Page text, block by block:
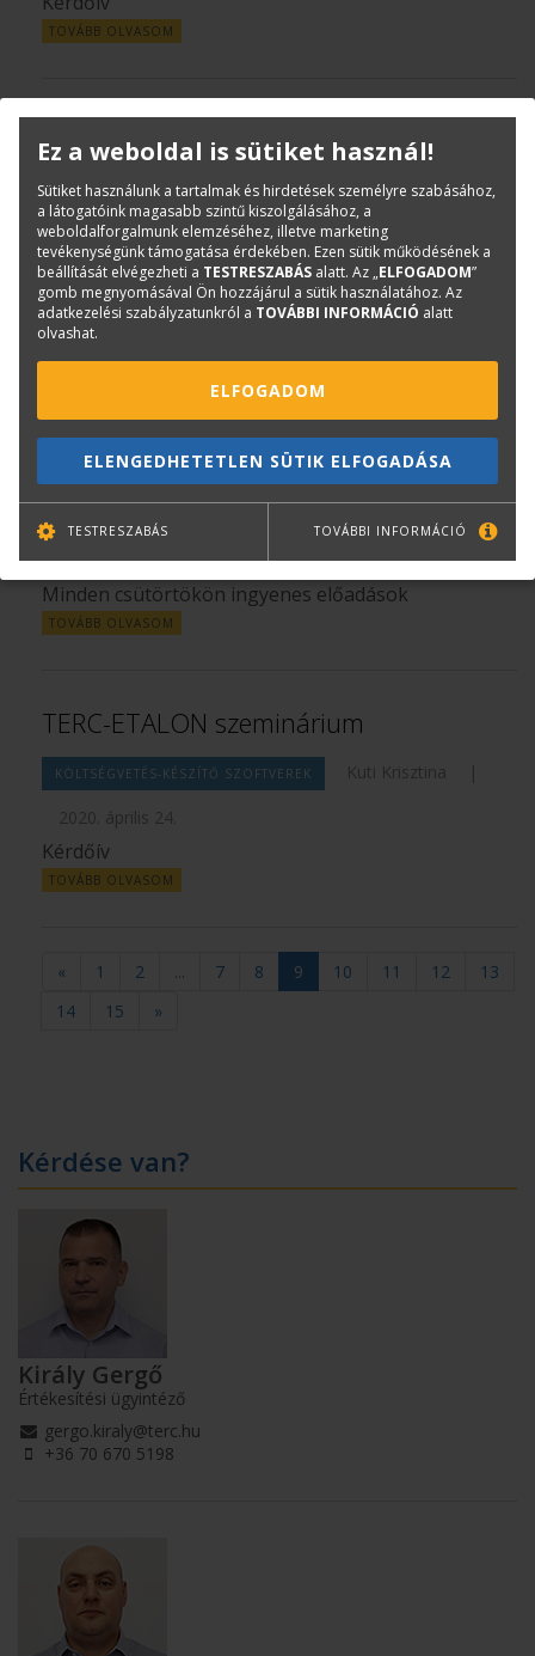
TOVÁBB OLVASOM
KÖLTSÉGVETÉS-KÉSZÍTŐ SZOFTVEREK
2020. április
27.
Május 5.-én kezdünk! Ingyenes előadásokkal segítjük
az otthoni munkát és az otthoni tanulást. Minden
héten kedden TERC V.I.P., csütörtökön TERC-
ETALON szemináriumok.
TOVÁBB OLVASOM
TERC-ETALON szeminárium
26.
Minden csütörtökön ingyenes előadások
TOVÁBB OLVASOM
TERC-ETALON szeminárium
KÖLTSÉGVETÉS-KÉSZÍTŐ SZOFTVEREK Kuti Krisztina
|
2020. április 24.
Kérdőív
TOVÁBB OLVASOM
« 1 2 7 8 9 10 11 12
13
14
15 »
Kérdése van?
Király Gergő
Értékesítési ügyintéző
gergo.kiraly@terc.hu
+36 70 670 5198
Ez a weboldal is sütiket használ!
Sütiket használunk a tartalmak és hirdetések személyre szabásához,
a látogatóink magasabb szintű kiszolgálásához, a
weboldalforgalmunk elemzéséhez, illetve marketing
tevékenységünk támogatása érdekében. Ezen sütik működésének a
beállítását elvégezheti a TESTRESZABÁS alatt. Az „ELFOGADOM”
gomb megnyomásával Ön hozzájárul a sütik használatához. Az
adatkezelési szabályzatunkról a TOVÁBBI INFORMÁCIÓ alatt
olvashat.
ELFOGADOM
ELENGEDHETETLEN SÜTIK ELFOGADÁSA
TESTRESZABÁS TOVÁBBI INFORMÁCIÓ